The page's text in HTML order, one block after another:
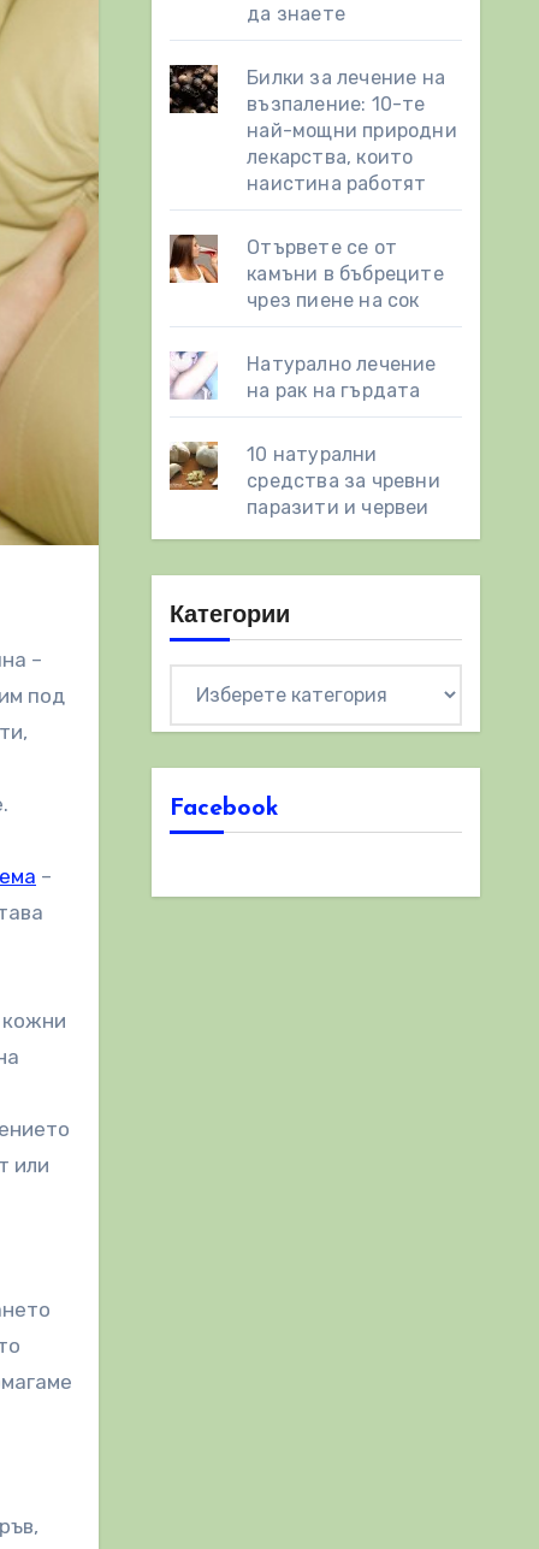
–
под
–
кожни
или
да знаете
Билки за лечение на
възпаление: 10-те
най-мощни природни
лекарства, които
наистина работят
Отървете се от
камъни в бъбреците
чрез пиене на сок
Натурално лечение
на рак на гърдата
10 натурални
средства за чревни
паразити и червеи
Категории
Facebook